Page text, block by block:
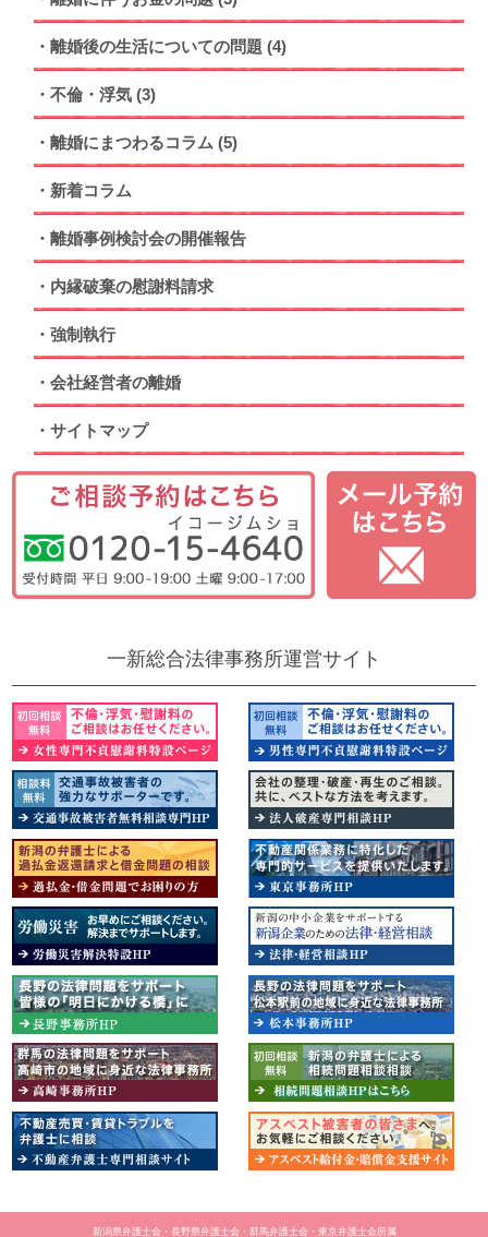
離婚後の生活についての問題 (4)
不倫・浮気 (3)
離婚にまつわるコラム (5)
新着コラム
離婚事例検討会の開催報告
内縁破棄の慰謝料請求
強制執行
会社経営者の離婚
サイトマップ
一新総合法律事務所運営サイト
新潟県弁護士会・長野県弁護士会・群馬弁護士会・東京弁護士会所属